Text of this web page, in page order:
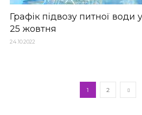
Графік підвозу питної води
25 жовтня
24.10.2022
1 2